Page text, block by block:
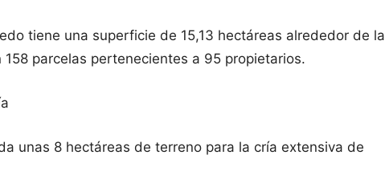
tiene una superficie de 15,13 hectáreas alrededor de la
parcelas pertenecientes a 95 propietarios.
unas 8 hectáreas de terreno para la cría extensiva de